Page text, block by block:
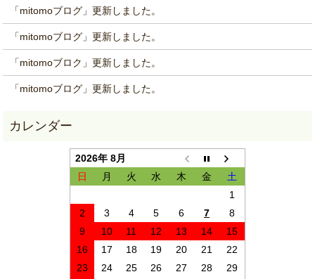
「mitomoブログ」更新しました。
「mitomoブログ」更新しました。
「mitomoブロク」更新しました。
「mitomoブログ」更新しました。
2026年 8月
日
月 火 水 木 金
土
1
2
3 4 5 6 7
8
9
10 11 12 13 14
15
16
17 18 19 20 21
22
23
24 25 26 27 28
29